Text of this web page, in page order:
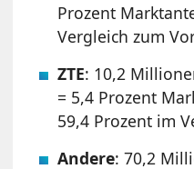
Prozent
Vergleich zum
ZTE: 10,2
= 5,4 Prozent
59,4 Prozent im
Andere: 70,2